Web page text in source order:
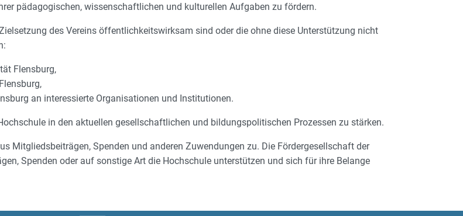
pädagogischen, wissenschaftlichen und kulturellen Aufgaben zu fördern.
des Vereins öffentlichkeitswirksam sind oder die ohne diese Unterstützung nicht
Flensburg,
an interessierte Organisationen und Institutionen.
in den aktuellen gesellschaftlichen und bildungspolitischen Prozessen zu stärken.
Mitgliedsbeiträgen, Spenden und anderen Zuwendungen zu. Die Fördergesellschaft der
Spenden oder auf sonstige Art die Hochschule unterstützen und sich für ihre Belange